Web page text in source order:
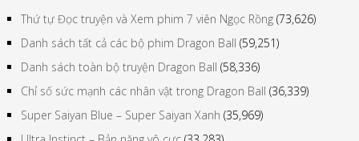
Thứ tự Đọc truyện và Xem phim 7 viên Ngọc Rồng (73,626)
Danh sách tất cả các bộ phim Dragon Ball (59,251)
Danh sách toàn bộ truyện Dragon Ball (58,336)
Chỉ số sức mạnh các nhân vật trong Dragon Ball (36,339)
Super Saiyan Blue – Super Saiyan Xanh (35,969)